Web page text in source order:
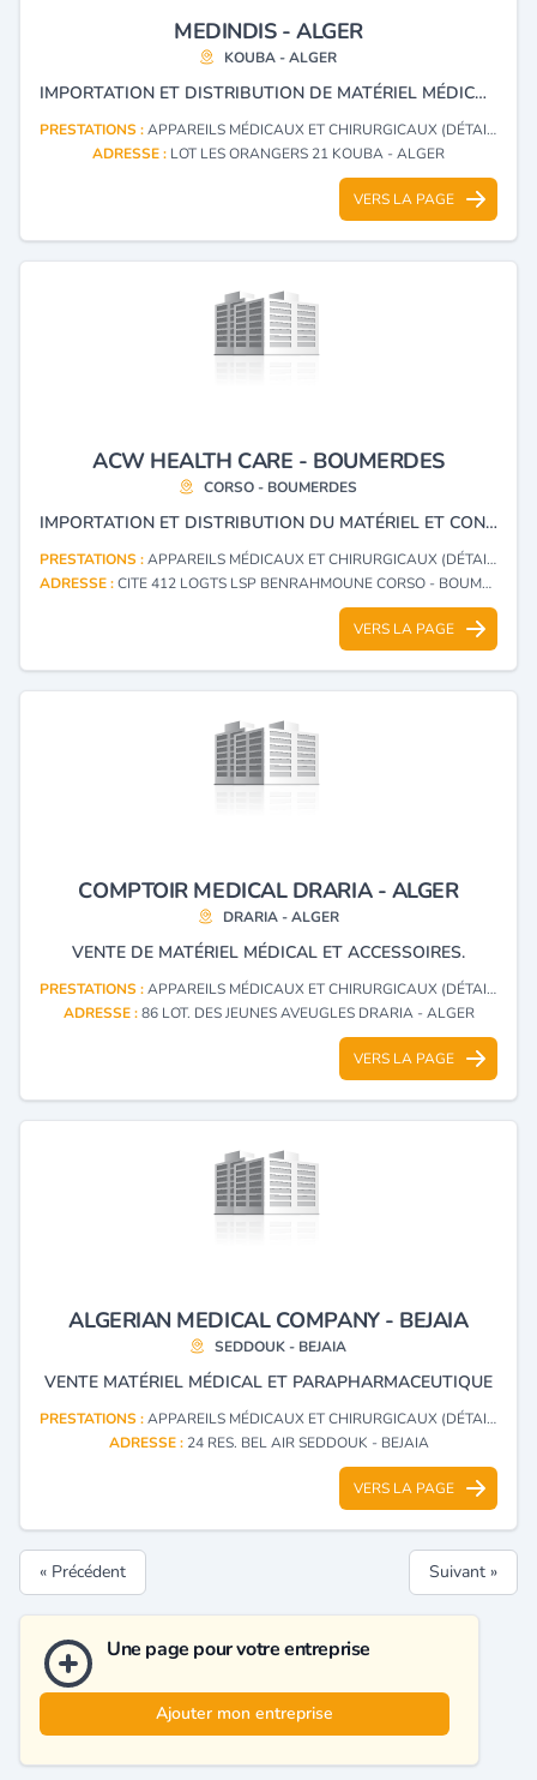
MEDINDIS - ALGER
KOUBA - ALGER
IMPORTATION ET DISTRIBUTION DE MATÉRIEL MÉDICAL.
PRESTATIONS :APPAREILS MÉDICAUX ET CHIRURGICAUX (DÉTAIL)
ADRESSE : LOT LES ORANGERS 21 KOUBA - ALGER
VERS LA PAGE
ACW HEALTH CARE - BOUMERDES
CORSO - BOUMERDES
IMPORTATION ET DISTRIBUTION DU MATÉRIEL ET CONSOMMABLES MÉDICAUX.
PRESTATIONS :APPAREILS MÉDICAUX ET CHIRURGICAUX (DÉTAIL)
ADRESSE :CITE 412 LOGTS LSP BENRAHMOUNE CORSO - BOUMERDES
VERS LA PAGE
COMPTOIR MEDICAL DRARIA - ALGER
DRARIA - ALGER
VENTE DE MATÉRIEL MÉDICAL ET ACCESSOIRES.
PRESTATIONS :APPAREILS MÉDICAUX ET CHIRURGICAUX (DÉTAIL)
ADRESSE :86 LOT. DES JEUNES AVEUGLES DRARIA - ALGER
VERS LA PAGE
ALGERIAN MEDICAL COMPANY - BEJAIA
SEDDOUK - BEJAIA
VENTE MATÉRIEL MÉDICAL ET PARAPHARMACEUTIQUE
PRESTATIONS :APPAREILS MÉDICAUX ET CHIRURGICAUX (DÉTAIL)
ADRESSE : 24 RES. BEL AIR SEDDOUK - BEJAIA
VERS LA PAGE
« Précédent Suivant »
Une page pour votre entreprise
Ajouter mon entreprise